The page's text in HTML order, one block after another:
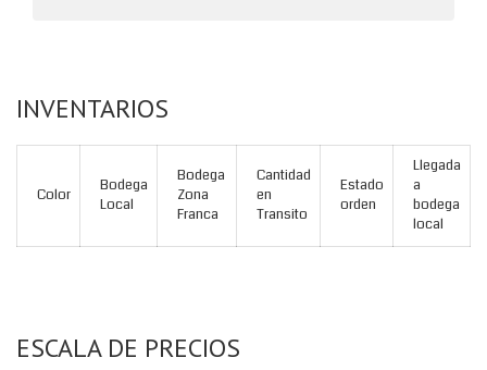
INVENTARIOS
Color
Bodega
Local
Bodega
Zona
Franca
Cantidad
en
Transito
Estado
orden
Llegada
a
bodega
local
ESCALA DE PRECIOS